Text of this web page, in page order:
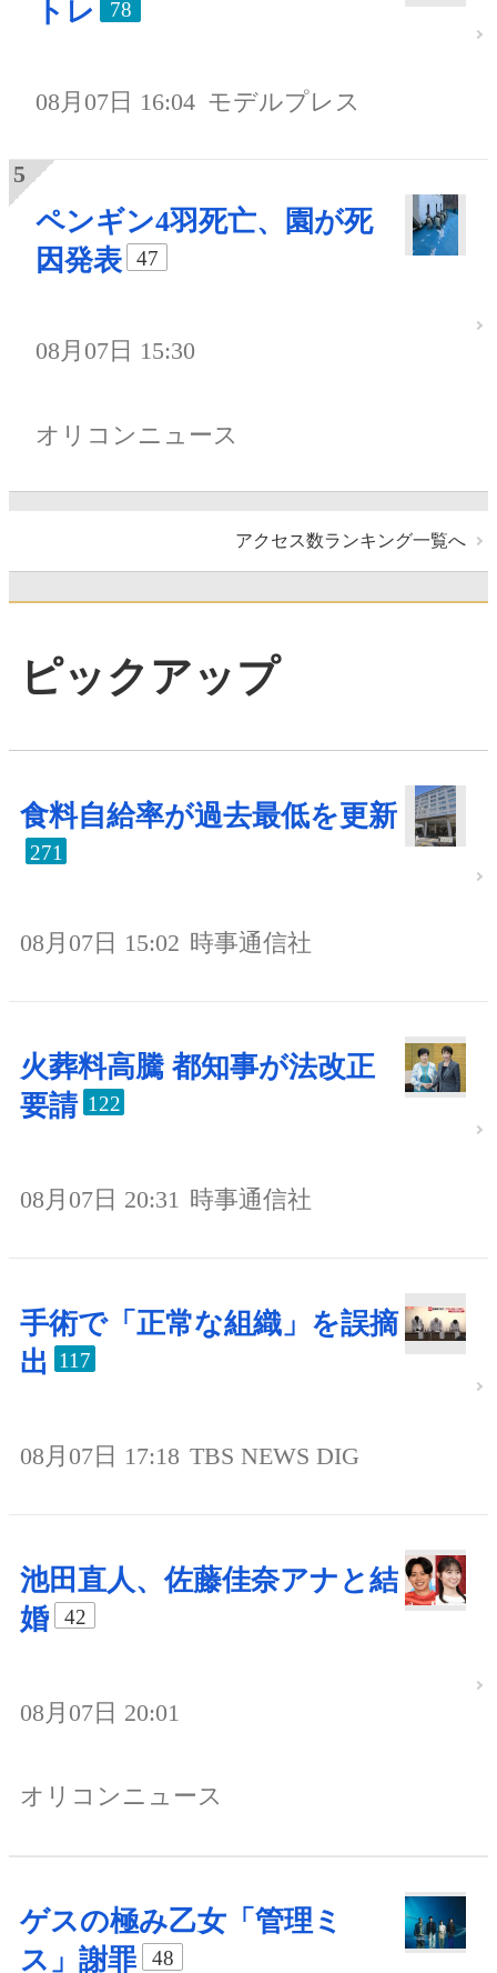
トレ 78
08月07日 16:04 モデルプレス
ペンギン4羽死亡、園が死
因発表
47
08月07日 15:30
オリコンニュース
アクセス数ランキング一覧へ
ピックアップ
食料自給率が過去最低を更新
271
08月07日 15:02 時事通信社
火葬料高騰 都知事が法改正
要請 122
08月07日 20:31 時事通信社
手術で「正常な組織」を誤摘
出
117
08月07日 17:18 TBS NEWS DIG
池田直人、佐藤佳奈アナと結
婚
42
08月07日 20:01
オリコンニュース
ゲスの極み乙女「管理ミ
ス」謝罪
48